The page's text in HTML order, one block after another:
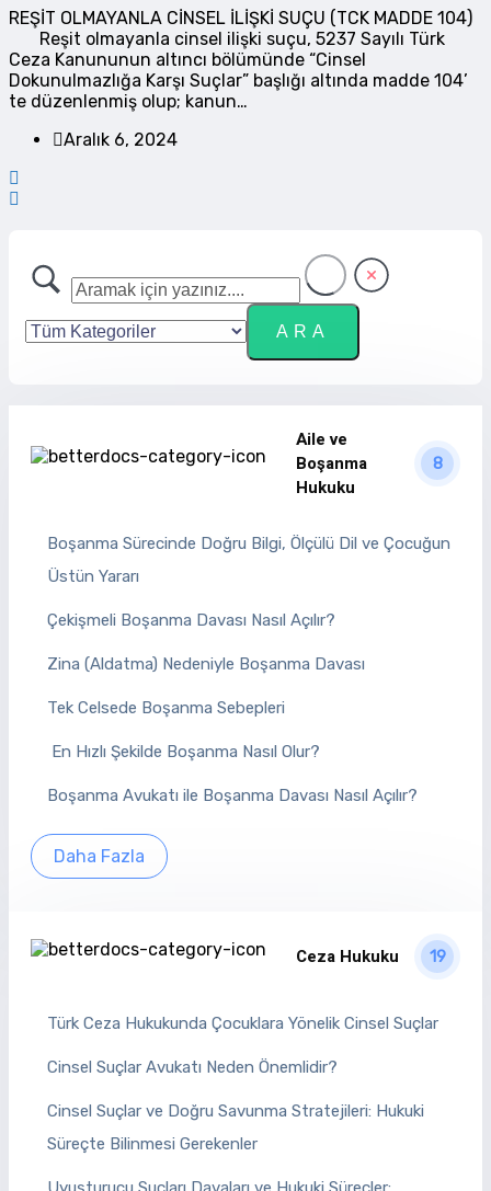
REŞİT OLMAYANLA CİNSEL İLİŞKİ SUÇU (TCK MADDE 104)
Reşit olmayanla cinsel ilişki suçu, 5237 Sayılı Türk
Ceza Kanununun altıncı bölümünde “Cinsel
Dokunulmazlığa Karşı Suçlar” başlığı altında madde 104’
te düzenlenmiş olup; kanun…
Aralık 6, 2024
Aile ve
Boşanma
Hukuku
8
Boşanma Sürecinde Doğru Bilgi, Ölçülü Dil ve Çocuğun
Üstün Yararı
Çekişmeli Boşanma Davası Nasıl Açılır?
Zina (Aldatma) Nedeniyle Boşanma Davası
Tek Celsede Boşanma Sebepleri
En Hızlı Şekilde Boşanma Nasıl Olur?
Boşanma Avukatı ile Boşanma Davası Nasıl Açılır?
Daha Fazla
Ceza Hukuku 19
Türk Ceza Hukukunda Çocuklara Yönelik Cinsel Suçlar
Cinsel Suçlar Avukatı Neden Önemlidir?
Cinsel Suçlar ve Doğru Savunma Stratejileri: Hukuki
Süreçte Bilinmesi Gerekenler